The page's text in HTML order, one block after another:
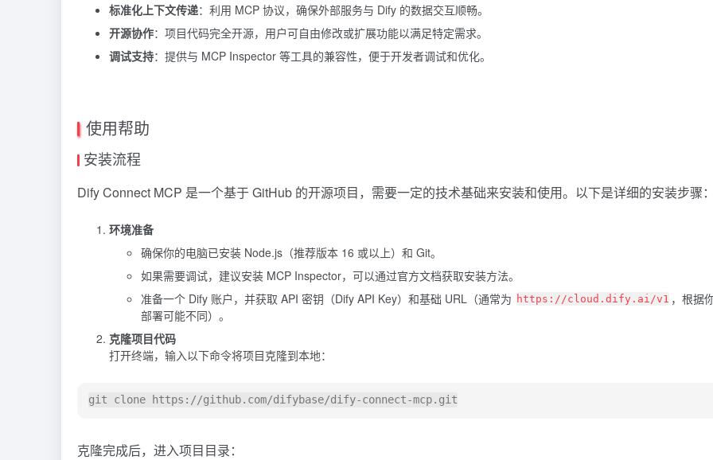
标准化上下文传递：利用 MCP 协议，确保外部服务与 Dify 的数据交互顺畅。
开源协作：项目代码完全开源，用户可自由修改或扩展功能以满足特定需求。
调试支持：提供与 MCP Inspector 等工具的兼容性，便于开发者调试和优化。
使用帮助
安装流程
Dify Connect MCP 是一个基于 GitHub 的开源项目，需要一定的技术基础来安装和使用。以下是详细的安装步骤
环境准备
确保你的电脑已安装 Node.js（推荐版本 16 或以上）和 Git。
如果需要调试，建议安装 MCP Inspector，可以通过官方文档获取安装方法。
准备一个 Dify 账户，并获取 API 密钥（Dify API Key）和基础 URL（通常为 https://cloud.dify.ai/v1 ，根据
部署可能不同）。
克隆项目代码
打开终端，输入以下命令将项目克隆到本地：
克隆完成后，进入项目目录：